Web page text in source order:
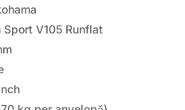
Sport V105 Runflat